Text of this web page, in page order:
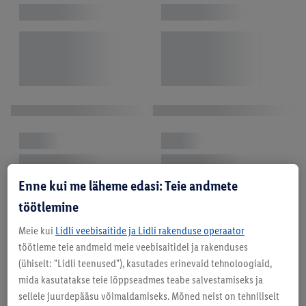
Enne kui me läheme edasi: Teie andmete
töötlemine
Meie kui Lidli veebisaitide ja Lidli rakenduse operaator
töötleme teie andmeid meie veebisaitidel ja rakenduses
(ühiselt: "Lidli teenused"), kasutades erinevaid tehnoloogiaid,
mida kasutatakse teie lõppseadmes teabe salvestamiseks ja
sellele juurdepääsu võimaldamiseks. Mõned neist on tehniliselt